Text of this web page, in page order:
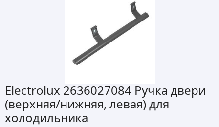
Electrolux 2636027084 Ручка двери
(верхняя/нижняя, левая) для
холодильника